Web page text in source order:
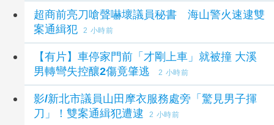
超商前亮刀嗆聲嚇壞議員秘書 海山警火速逮雙
案通緝犯
2 小時前
【有片】車停家門前「才剛上車」就被撞 大溪
男轉彎失控釀2傷竟肇逃
2 小時前
影/新北市議員山田摩衣服務處旁「驚見男子揮
刀」！雙案通緝犯遭逮
2 小時前